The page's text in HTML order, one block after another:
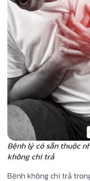
Bệnh lý có sẵn thuộc
không chi trả
Bệnh không chi trả